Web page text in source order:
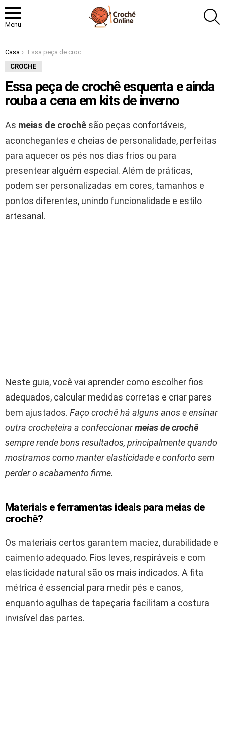
Menu
Você está aqui:
Casa
Essa peça de crochê esquenta e ainda rouba a cena em kits de inverno
CROCHE
Essa peça de crochê esquenta e ainda
rouba a cena em kits de inverno
As meias de crochê são peças confortáveis,
aconchegantes e cheias de personalidade, perfeitas
para aquecer os pés nos dias frios ou para
presentear alguém especial. Além de práticas,
podem ser personalizadas em cores, tamanhos e
pontos diferentes, unindo funcionalidade e estilo
artesanal.
Neste guia, você vai aprender como escolher fios
adequados, calcular medidas corretas e criar pares
bem ajustados. Faço crochê há alguns anos e ensinar
outra crocheteira a confeccionarmeias de crochê
sempre rende bons resultados, principalmente quando
mostramos como manter elasticidade e conforto sem
perder o acabamento firme.
Materiais e ferramentas ideais para meias de
crochê?
Os materiais certos garantem maciez, durabilidade e
caimento adequado. Fios leves, respiráveis e com
elasticidade natural são os mais indicados. A fita
métrica é essencial para medir pés e canos,
enquanto agulhas de tapeçaria facilitam a costura
invisível das partes.